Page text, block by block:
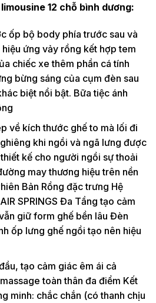
12 chỗ bình dương:
ốp bộ body phía trước sau và
ứng vảy rồng kết hợp tem
chiếc xe thêm phần cá tính
bừng sáng của cụm đèn sau
biệt nổi bật. Bữa tiệc ánh
về kích thước ghế to mà lối đi
khi ngồi và ngã lưng được
kế cho người ngồi sự thoải
may thương hiệu trên nền
Bản Rồng đặc trưng Hệ
SPRINGS Đa Tầng tạo cảm
giữ form ghế bền lâu Đèn
ốp lưng ghế ngồi tạo nên hiệu
tạo cảm giác êm ái cả
toàn thân đa điểm Kết
minh: chắc chắn (có thanh chịu